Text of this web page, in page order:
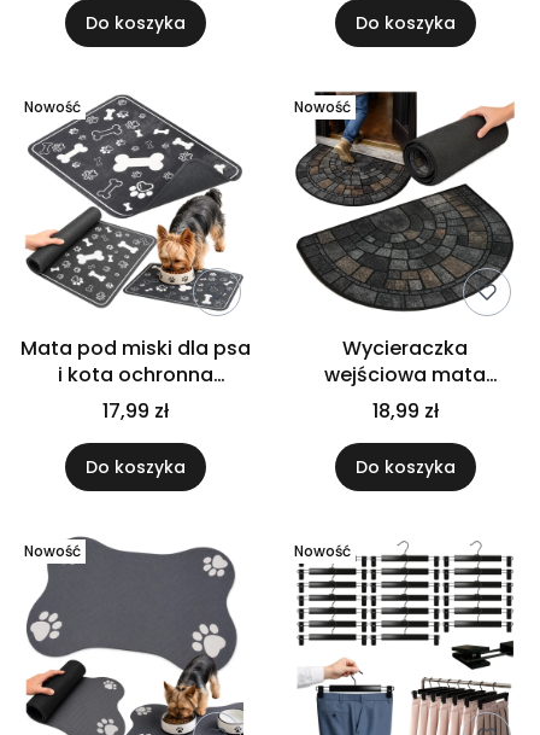
Do koszyka Do koszyka
Nowość
Mata pod miski dla psa
i kota ochronna
antypoślizgowa
wodoodporna 40 x
30cm
17,99 zł
Do koszyka
Nowość
Wycieraczka
wejściowa mata
półokrągła do domu
antypoślizgowa 60 x 40
18,99 zł
Do koszyka
Nowość Nowość